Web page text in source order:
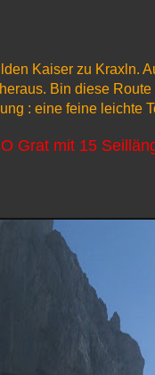
Kaiser zu Kraxln.
Bin diese
: eine feine leichte
Grat mit 15